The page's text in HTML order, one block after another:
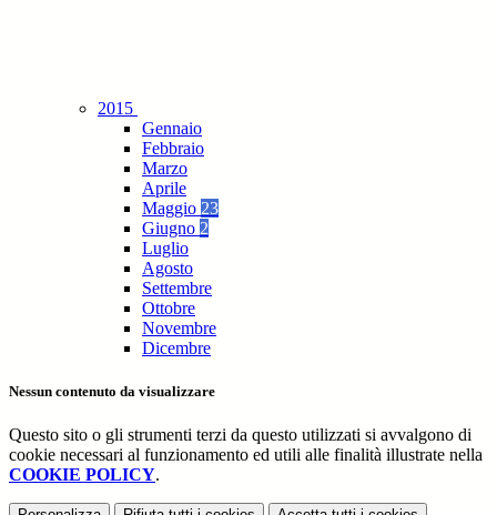
2015
Gennaio
Febbraio
Marzo
Aprile
Maggio 23
Giugno 2
Luglio
Agosto
Settembre
Ottobre
Novembre
Dicembre
Nessun contenuto da visualizzare
Questo sito o gli strumenti terzi da questo utilizzati si avvalgono di
cookie necessari al funzionamento ed utili alle finalità illustrate nella
COOKIE POLICY.